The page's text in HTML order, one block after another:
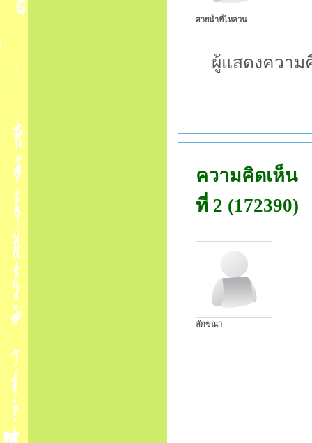
สายน้ำที่ไหลวน
ผู้แสดงความ
ความคิดเห็น
ที่ 2 (172390)
ลักขณา